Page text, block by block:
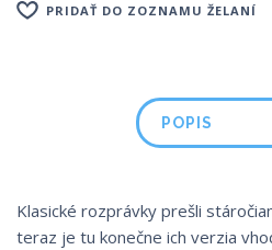
PRIDAŤ DO ZOZNAMU ŽELANÍ
POPIS
Klasické rozprávky prešli
teraz je tu konečne ich verzia